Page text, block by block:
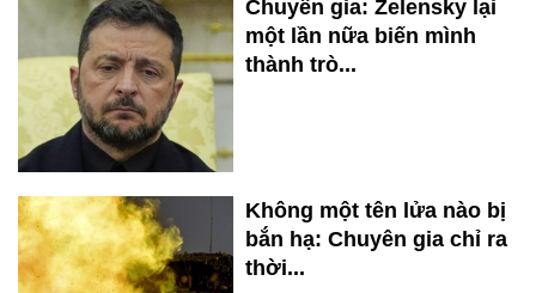
Chuyên gia: Zelensky lại
một lần nữa biến mình
thành trò...
Không một tên lửa nào bị
bắn hạ: Chuyên gia chỉ ra
thời...